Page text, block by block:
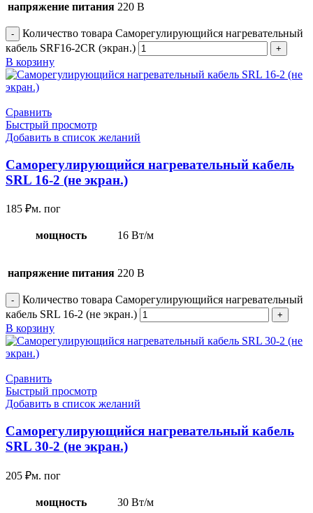
напряжение питания 220 В
Количество товара Саморегулирующийся нагревательный
кабель SRF16-2CR (экран.)
В корзину
Сравнить
Быстрый просмотр
Добавить в список желаний
Саморегулирующийся нагревательный кабель
SRL 16-2 (не экран.)
185 ₽м. пог
мощность 16 Вт/м
напряжение питания 220 В
Количество товара Саморегулирующийся нагревательный
кабель SRL 16-2 (не экран.)
В корзину
Сравнить
Быстрый просмотр
Добавить в список желаний
Саморегулирующийся нагревательный кабель
SRL 30-2 (не экран.)
205 ₽м. пог
мощность 30 Вт/м